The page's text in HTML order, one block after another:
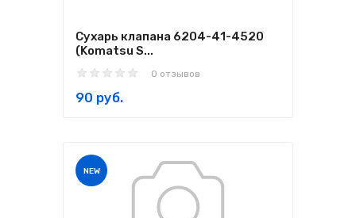
Сухарь клапана 6204-41-4520
(Komatsu S...
0 отзывов
90 руб.
NEW